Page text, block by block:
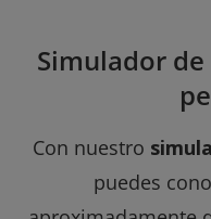
Simulador
Con nuestro
puedes